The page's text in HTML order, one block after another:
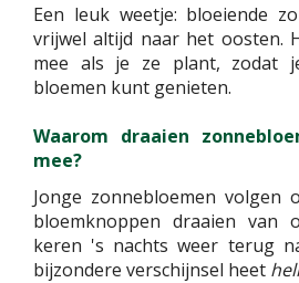
Een leuk weetje: bloeiende
vrijwel altijd naar het oosten.
mee als je ze plant, zodat
bloemen kunt genieten.
Waarom draaien
mee?
Jonge zonnebloemen volgen
bloemknoppen draaien van
keren 's nachts weer terug
bijzondere verschijnsel heet